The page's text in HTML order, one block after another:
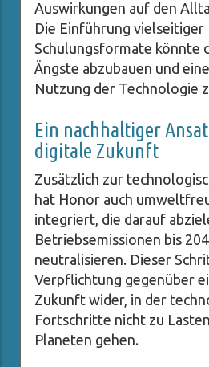
Auswirkungen auf den
Die Einführung vielseitiger
Schulungsformate könnte
Ängste abzubauen und
Nutzung der Technologie
Ein nachhaltiger
digitale Zukunft
Zusätzlich zur
hat Honor auch
integriert, die darauf
Betriebsemissionen bis
neutralisieren. Dieser
Verpflichtung gegenüber
Zukunft wider, in der
Fortschritte nicht zu
Planeten gehen.